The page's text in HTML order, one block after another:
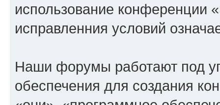
использование конференции
исправленния условий
Наши форумы работают под
обеспечения для создания